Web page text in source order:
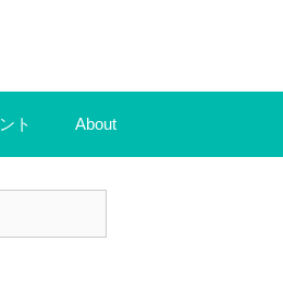
ト About